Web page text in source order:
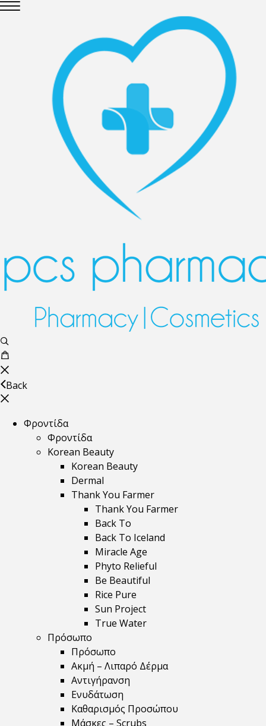
Back
Φροντίδα
Φροντίδα
Korean Beauty
Korean Beauty
Dermal
Thank You Farmer
Thank You Farmer
Back To
Back To Iceland
Miracle Age
Phyto Relieful
Be Beautiful
Rice Pure
Sun Project
True Water
Πρόσωπο
Πρόσωπο
Ακμή – Λιπαρό Δέρμα
Αντιγήρανση
Ενυδάτωση
Καθαρισμός Προσώπου
Μάσκες – Scrubs